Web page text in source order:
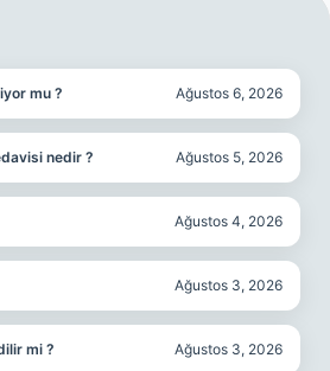
mu ? Ağustos 6, 2026
nedir ? Ağustos 5, 2026
Ağustos 4, 2026
Ağustos 3, 2026
mi ? Ağustos 3, 2026